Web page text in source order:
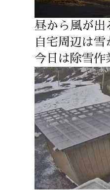
昼から風が出
自宅周辺は
今日は除雪作